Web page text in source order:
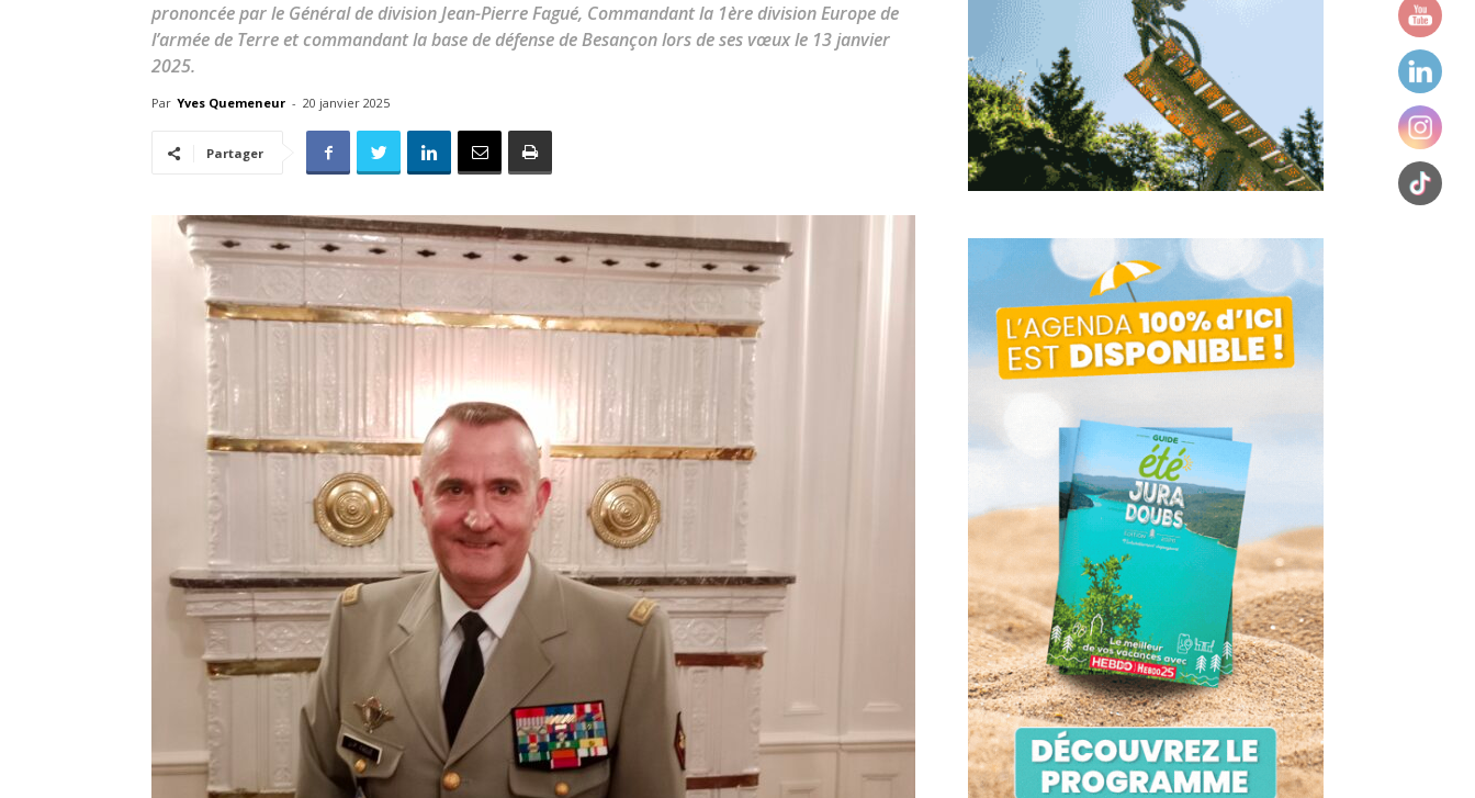
locale
prononcée par le Général de division Jean-Pierre Fagué, Commandant la 1ère division Europe de
l’armée de Terre et commandant la base de défense de Besançon lors de ses vœux le 13 janvier
2025.
Par Yves Quemeneur - 20 janvier 2025
Partager